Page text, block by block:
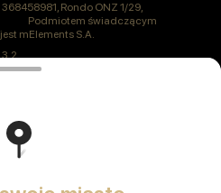
Rondo ONZ 1/29,
świadczącym
mElements S.A.